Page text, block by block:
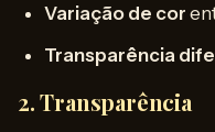
Variação de cor
Transparência
2. Transparência